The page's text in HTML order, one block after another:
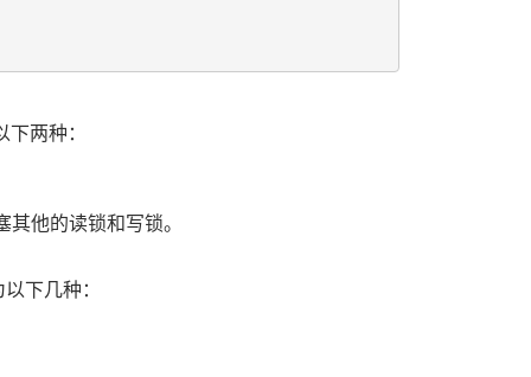
两种：
他的读锁和写锁。
下几种：